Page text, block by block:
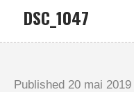
DSC_1047
Published 20 mai 2019